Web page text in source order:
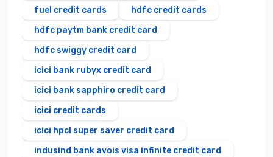
fuel credit cards
hdfc credit cards
hdfc paytm bank credit card
hdfc swiggy credit card
icici bank rubyx credit card
icici bank sapphiro credit card
icici credit cards
icici hpcl super saver credit card
indusind bank avois visa infinite credit card